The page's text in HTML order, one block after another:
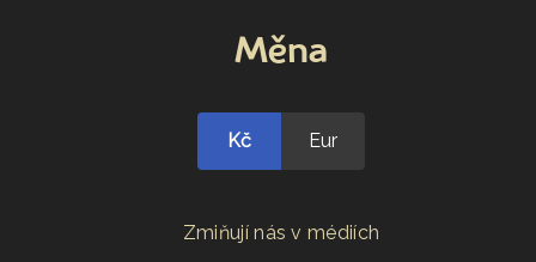
Měna
Kč Eur
Zmiňují nás v médiích